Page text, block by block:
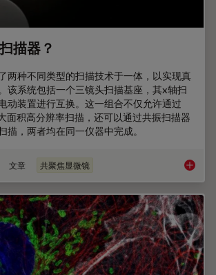
描器？
两种不同类型的扫描技术于一体，以实现真
该系统包括一个三镜头扫描基座，其x轴扫
动装置进行互换。这一组合不仅允许通过
面积高分辨率扫描，还可以通过共振扫描器
描，两者均在同一仪器中完成。
文章 共聚焦显微镜 什么是